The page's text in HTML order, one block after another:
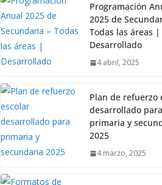
Programación
2025 de
Todas las áreas |
Desarrollado
4 abril, 2025
Plan de refuerzo
desarrollado para
primaria y
2025
4 marzo, 2025